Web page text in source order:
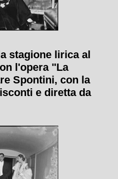
stagione lirica al
l'opera "La
Spontini, con la
e diretta da